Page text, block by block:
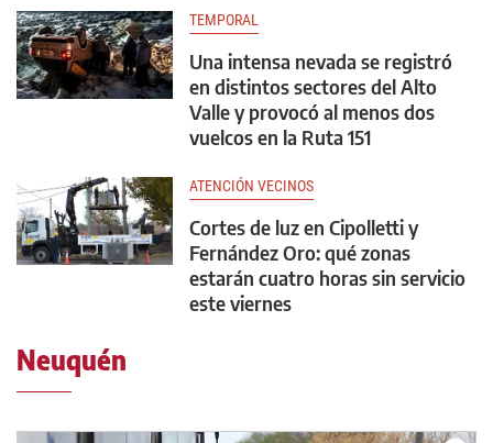
TEMPORAL
Una intensa nevada se registró
en distintos sectores del Alto
Valle y provocó al menos dos
vuelcos en la Ruta 151
ATENCIÓN VECINOS
Cortes de luz en Cipolletti y
Fernández Oro: qué zonas
estarán cuatro horas sin servicio
este viernes
Neuquén